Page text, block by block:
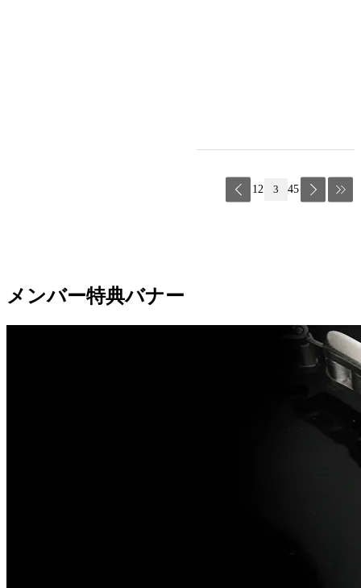
12 3 45
メンバー特典バナー